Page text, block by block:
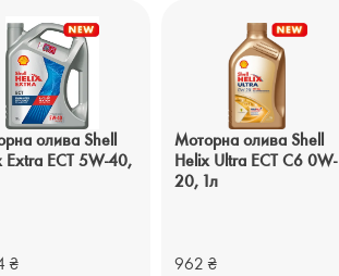
олива Shell
Extra ECT 5W-40,
₴
Моторна олива Shell
Helix Ultra ECT C6 0W-
20, 1л
962 ₴